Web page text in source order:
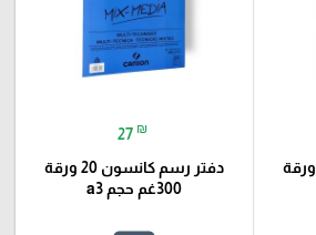
دفتر رسم كانسون 20 ورقة
27 ₪
دفتر رسم كانسون 20 ورقة
300غم حجم a3